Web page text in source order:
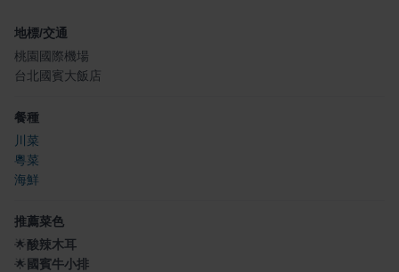
地標/交通
桃園國際機場
台北國賓大飯店
餐種
川菜
粵菜
海鮮
推薦菜色
🌟酸辣木耳
🌟 國賓牛小排